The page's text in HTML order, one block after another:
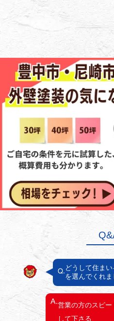
どうして住ま
を選んでくれま
営業の方のスピ
して下さる